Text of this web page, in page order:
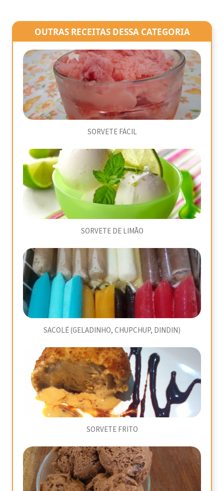
OUTRAS RECEITAS DESSA CATEGORIA
SORVETE FÁCIL
SORVETE DE LIMÃO
SACOLÉ (GELADINHO, CHUPCHUP, DINDIN)
SORVETE FRITO